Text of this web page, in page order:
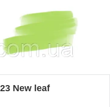
New leaf